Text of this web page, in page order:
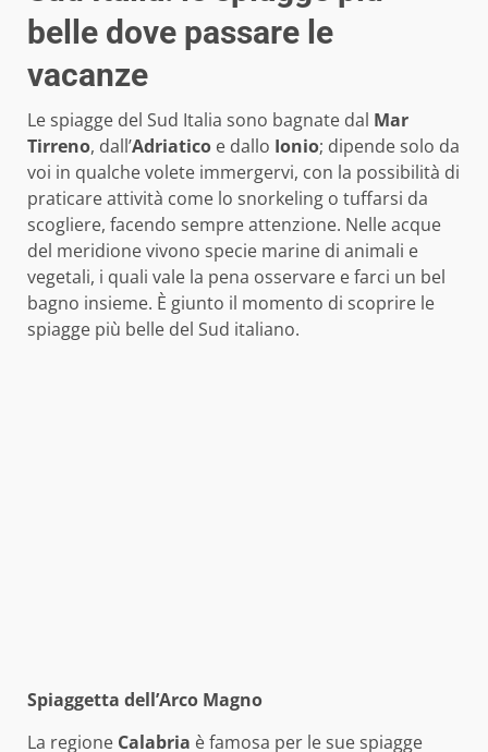
belle dove passare le
vacanze
Le spiagge del Sud Italia sono bagnate dal Mar
Tirreno, dall’Adriatico e dallo Ionio; dipende solo da
voi in qualche volete immergervi, con la possibilità di
praticare attività come lo snorkeling o tuffarsi da
scogliere, facendo sempre attenzione. Nelle acque
del meridione vivono specie marine di animali e
vegetali, i quali vale la pena osservare e farci un bel
bagno insieme. È giunto il momento di scoprire le
spiagge più belle del Sud italiano.
Spiaggetta dell’Arco Magno
La regione Calabria è famosa per le sue spiagge